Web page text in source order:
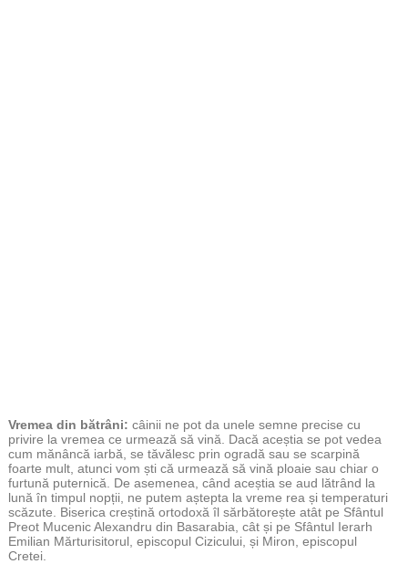
Vremea din bătrâni: câinii ne pot da unele semne precise cu
privire la vremea ce urmează să vină. Dacă aceștia se pot vedea
cum mănâncă iarbă, se tăvălesc prin ogradă sau se scarpină
foarte mult, atunci vom ști că urmează să vină ploaie sau chiar o
furtună puternică. De asemenea, când aceștia se aud lătrând la
lună în timpul nopții, ne putem aștepta la vreme rea și temperaturi
scăzute. Biserica creștină ortodoxă îl sărbătorește atât pe Sfântul
Preot Mucenic Alexandru din Basarabia, cât și pe Sfântul Ierarh
Emilian Mărturisitorul, episcopul Cizicului, și Miron, episcopul
Cretei.